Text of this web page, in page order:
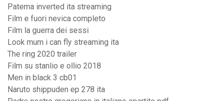
Patema inverted ita streaming
Film e fuori nevica completo
Film la guerra dei sessi
Look mum i can fly streaming ita
The ring 2020 trailer
Film su stanlio e ollio 2018
Men in black 3 cb01
Naruto shippuden ep 278 ita